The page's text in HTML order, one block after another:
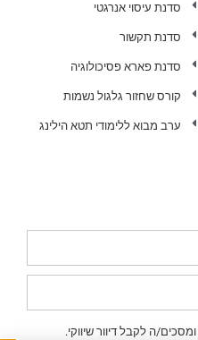
סדנת עיסוי אנרגטי
סדנת תקשור
סדנת פארא פסיכולוגיה
קורס שחזור גלגול נשמות
ערב מבוא ללימודי תטא הילינג
ומסכים/ה לקבל דיוור שיווקי.